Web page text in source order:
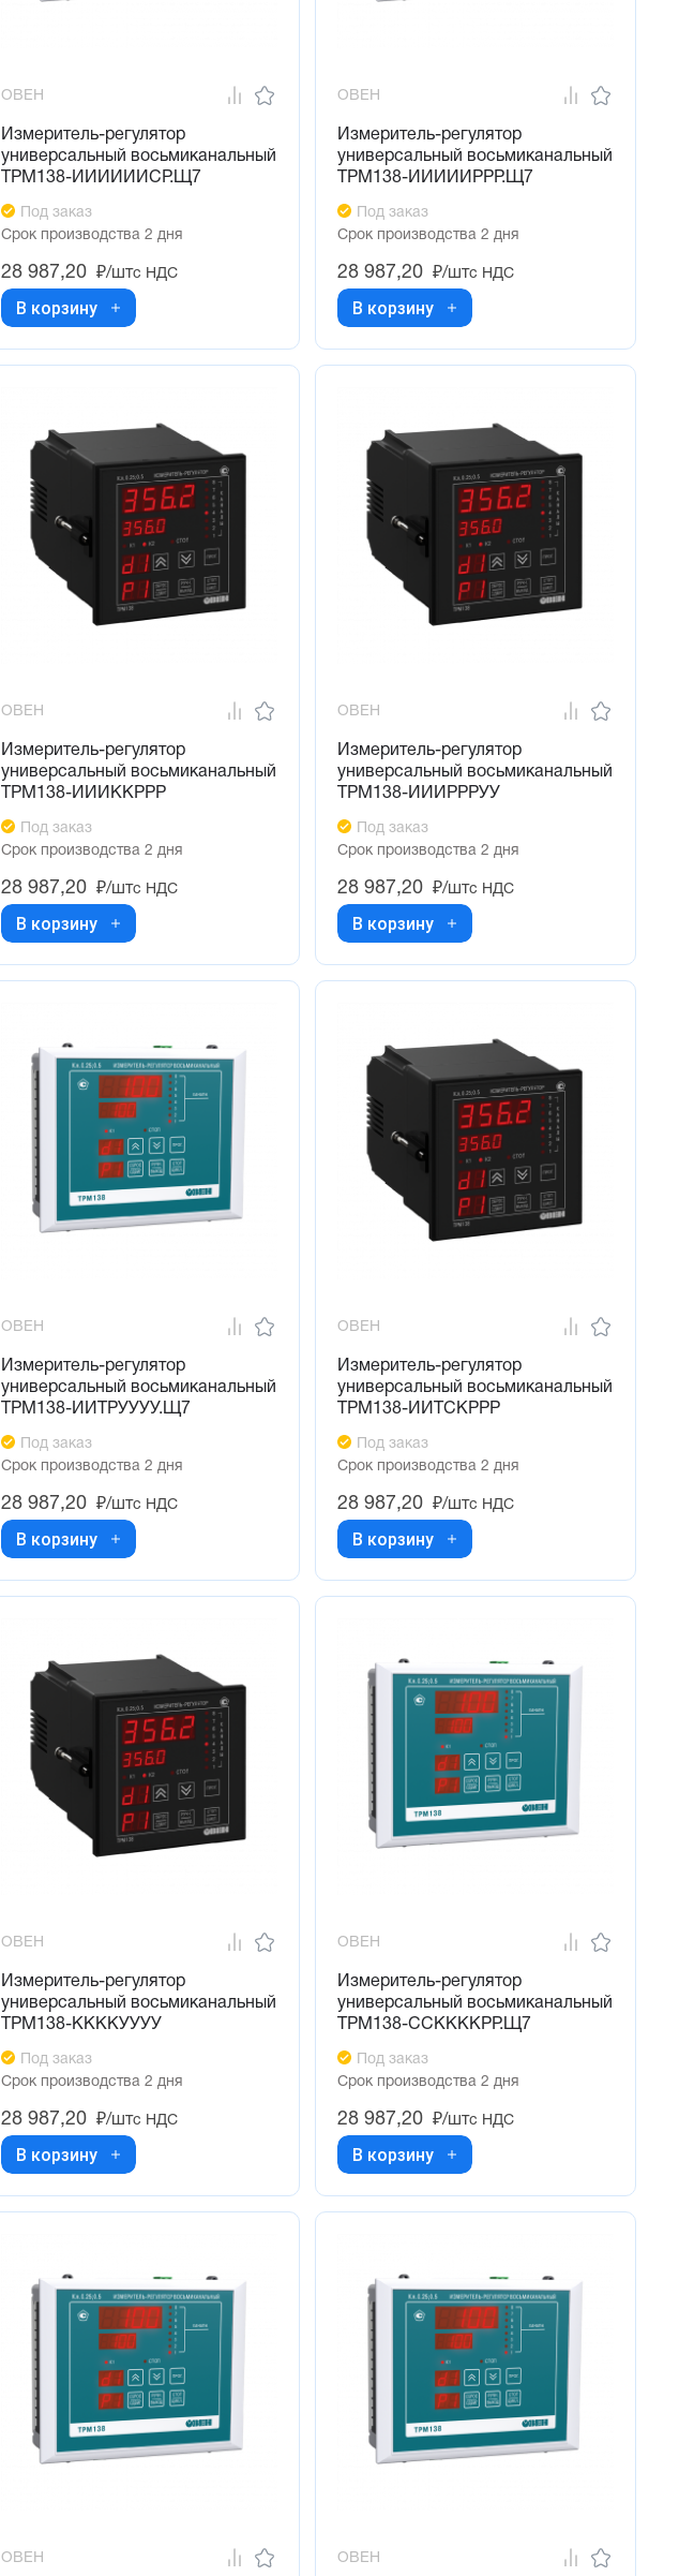
ОВЕН
Измеритель-регулятор
универсальный восьмиканальный
ТРМ138-ИИИИИИCР.Щ7
Под заказ
Срок производства 2 дня
28 987,20 ₽/штс НДС
В корзину
ОВЕН
Измеритель-регулятор
универсальный восьмиканальный
ТРМ138-ИИИИИРРР.Щ7
Под заказ
Срок производства 2 дня
28 987,20 ₽/штс НДС
В корзину
ОВЕН
Измеритель-регулятор
универсальный восьмиканальный
ТРМ138-ИИИККРРР
Под заказ
Срок производства 2 дня
28 987,20 ₽/штс НДС
В корзину
ОВЕН
Измеритель-регулятор
универсальный восьмиканальный
ТРМ138-ИИИРРРУУ
Под заказ
Срок производства 2 дня
28 987,20 ₽/штс НДС
В корзину
ОВЕН
Измеритель-регулятор
универсальный восьмиканальный
ТРМ138-ИИТРУУУУ.Щ7
Под заказ
Срок производства 2 дня
28 987,20 ₽/штс НДС
В корзину
ОВЕН
Измеритель-регулятор
универсальный восьмиканальный
ТРМ138-ИИТСКРРР
Под заказ
Срок производства 2 дня
28 987,20 ₽/штс НДС
В корзину
ОВЕН
Измеритель-регулятор
универсальный восьмиканальный
ТРМ138-ККККУУУУ
Под заказ
Срок производства 2 дня
28 987,20 ₽/штс НДС
В корзину
ОВЕН
Измеритель-регулятор
универсальный восьмиканальный
ТРМ138-ССККККРР.Щ7
Под заказ
Срок производства 2 дня
28 987,20 ₽/штс НДС
В корзину
ОВЕН ОВЕН